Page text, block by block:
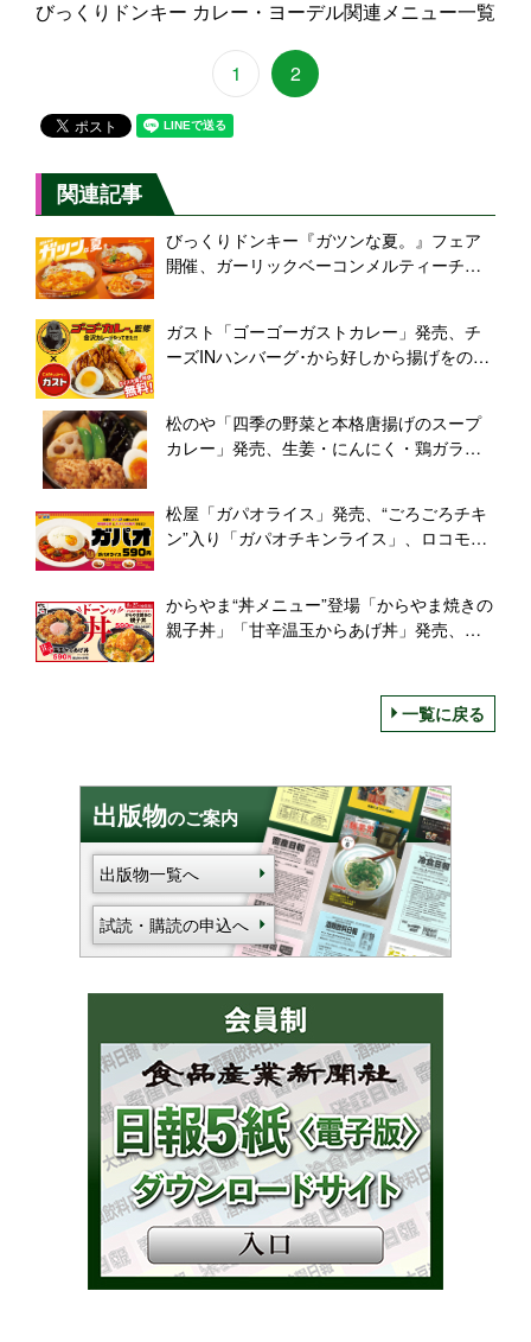
びっくりドンキー カレー・ヨーデル関連メニュー一覧
1 2
関連記事
びっくりドンキー『ガツンな夏。』フェア
開催、ガーリックベーコンメルティーチー
ガスト「ゴーゴーガストカレー」発売、チ
ーズINハンバーグ･から好しから揚げをのせ
グも
松のや「四季の野菜と本格唐揚げのスープ
カレー」発売、生姜・にんにく・鶏ガラ使
松屋「ガパオライス」発売、“ごろごろチキ
ン”入り「ガパオチキンライス」、ロコモコ
からやま“丼メニュー”登場「からやま焼きの
親子丼」「甘辛温玉からあげ丼」発売、
一覧に戻る
出版物のご案内
出版物一覧へ
試読・購読の申込へ